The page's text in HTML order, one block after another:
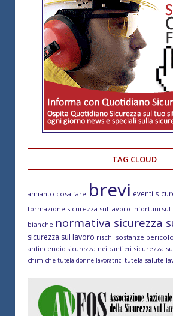
TAG CLOUD
amianto cosa fare brevi eventi
formazione sicurezza sul lavoro infortuni sul
bianche normativa sicurezza
sicurezza sul lavoro rischi sostanze
antincendio sicurezza nei cantieri sicurezza
chimiche tutela donne lavoratrici tutela salute